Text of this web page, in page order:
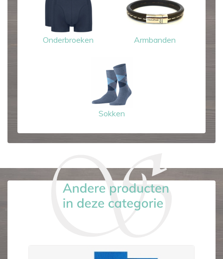
Onderbroeken Armbanden
Sokken